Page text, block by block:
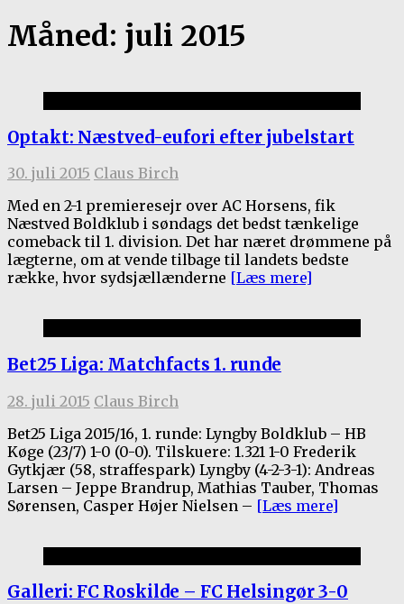
Måned: juli 2015
Optakt: Næstved-eufori efter jubelstart
30. juli 2015 Claus Birch
Med en 2-1 premieresejr over AC Horsens, fik
Næstved Boldklub i søndags det bedst tænkelige
comeback til 1. division. Det har næret drømmene på
lægterne, om at vende tilbage til landets bedste
række, hvor sydsjællænderne [Læs mere]
Bet25 Liga: Matchfacts 1. runde
28. juli 2015 Claus Birch
Bet25 Liga 2015/16, 1. runde: Lyngby Boldklub – HB
Køge (23/7) 1-0 (0-0). Tilskuere: 1.321 1-0 Frederik
Gytkjær (58, straffespark) Lyngby (4-2-3-1): Andreas
Larsen – Jeppe Brandrup, Mathias Tauber, Thomas
Sørensen, Casper Højer Nielsen – [Læs mere]
Galleri: FC Roskilde – FC Helsingør 3-0